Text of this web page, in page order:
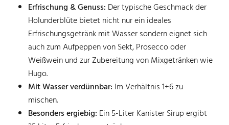
Erfrischung & Genuss: Der typische Geschmack der
Holunderblüte bietet nicht nur ein ideales
Erfrischungsgetränk mit Wasser sondern eignet sich
auch zum Aufpeppen von Sekt, Prosecco oder
Weißwein und zur Zubereitung von Mixgetränken wie
Hugo.
Mit Wasser verdünnbar: Im Verhältnis 1+6 zu
mischen.
Besonders ergiebig: Ein 5-Liter Kanister Sirup ergibt